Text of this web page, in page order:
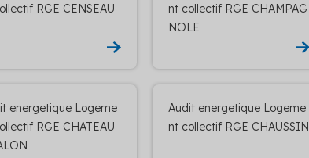
RGE CENSEAU
nt collectif RGE CHAMPAG
NOLE
energetique Logeme
RGE CHATEAU
Audit energetique Logeme
nt collectif RGE CHAUSSIN